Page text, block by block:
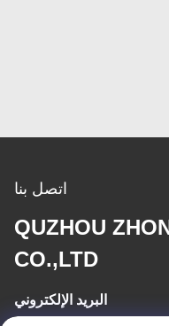
اتصل بنا
QUZHOU
CO.,LTD
البريد الإلكتروني